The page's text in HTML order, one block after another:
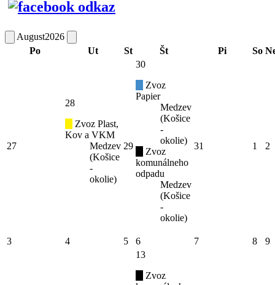
August2026
Po
Ut St Št Pi So
27
28
Zvoz Plast,
Kov a VKM
Medzev
(Košice
-
okolie)
29
30
Zvoz
Papier
Medzev
(Košice
-
okolie)
Zvoz
komunálneho
odpadu
Medzev
(Košice
-
okolie)
31 1 2
3 4 5 6 7 8
9
13
Zvoz